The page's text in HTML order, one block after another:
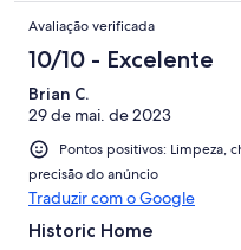
Avaliação verificada
10/10 - Excelente
Brian C.
29 de mai. de 2023
Pontos positivos: Limpeza,
precisão do anúncio
Traduzir com o Google
Historic Home